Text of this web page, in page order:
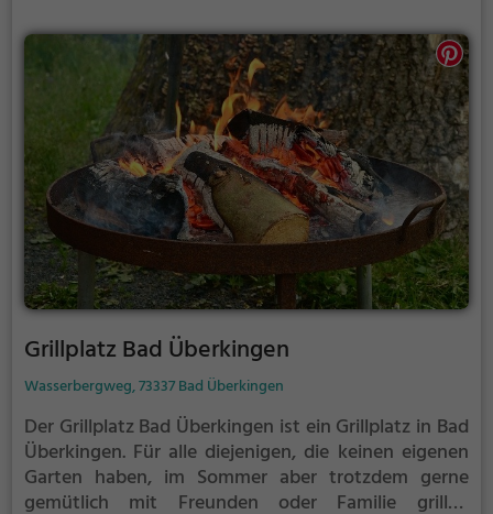
Grillplatz Bad Überkingen
Wasserbergweg, 73337 Bad Überkingen
Der Grillplatz Bad Überkingen ist ein Grillplatz in Bad
Überkingen. Für alle diejenigen, die keinen eigenen
Garten haben, im Sommer aber trotzdem gerne
gemütlich mit Freunden oder Familie grillen